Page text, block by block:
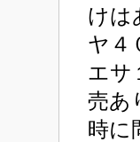
けは
ヤ４
エサ
売あ
時に